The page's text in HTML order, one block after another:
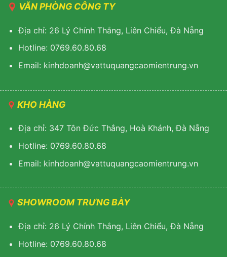
VĂN PHÒNG CÔNG TY
Địa chỉ: 26 Lý Chính Thắng, Liên Chiểu, Đà Nẵng
Hotline: 0769.60.80.68
Email: kinhdoanh@vattuquangcaomientrung.vn
KHO HÀNG
Địa chỉ: 347 Tôn Đức Thắng, Hoà Khánh, Đà Nẵng
Hotline: 0769.60.80.68
Email: kinhdoanh@vattuquangcaomientrung.vn
SHOWROOM TRƯNG BÀY
Địa chỉ: 26 Lý Chính Thắng, Liên Chiểu, Đà Nẵng
Hotline: 0769.60.80.68